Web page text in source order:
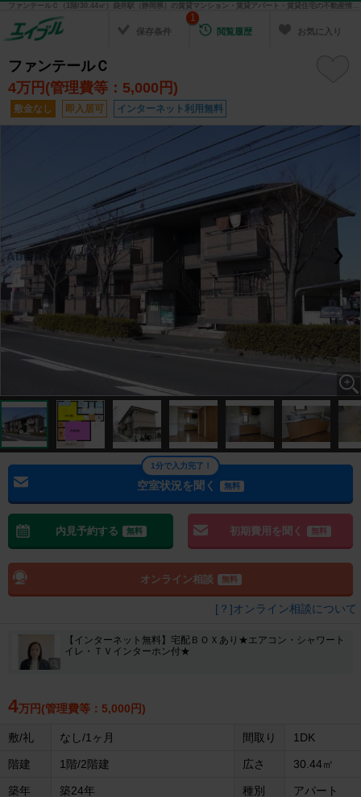
ファンテールＣ（1階/30.44㎡）袋井駅（静岡県）の賃貸マンション・賃貸アパート・賃貸住宅の不動産情報を検索！ 不動産賃貸の物件探しは、お部屋探しのエイブル
保存条件 閲覧履歴
1
お気に入り
ファンテールＣ
4万円(管理費等：5,000円)
敷金なし 即入居可 インターネット利用無料
空室状況を聞く 無料
1分で入力完了！
内見予約する 無料 初期費用を聞く 無料
オンライン相談 無料
[？]オンライン相談について
【インターネット無料】宅配ＢＯＸあり★エアコン・シャワート
イレ・ＴＶインターホン付★
4万円(管理費等：5,000円)
敷/礼 なし/1ヶ月 間取り 1DK
階建 1階/2階建 広さ 30.44㎡
築年 築24年 種別 アパート